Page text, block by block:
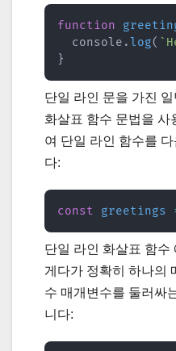
function
  console
.log( `
}
단일 라인 문을 가진
화살표 함수 문법을 사
여 단일 라인 함수를
다:
const greetings
단일 라인 화살표 함수
게다가 정확히 하나의
수 매개변수를 둘러싸
니다: